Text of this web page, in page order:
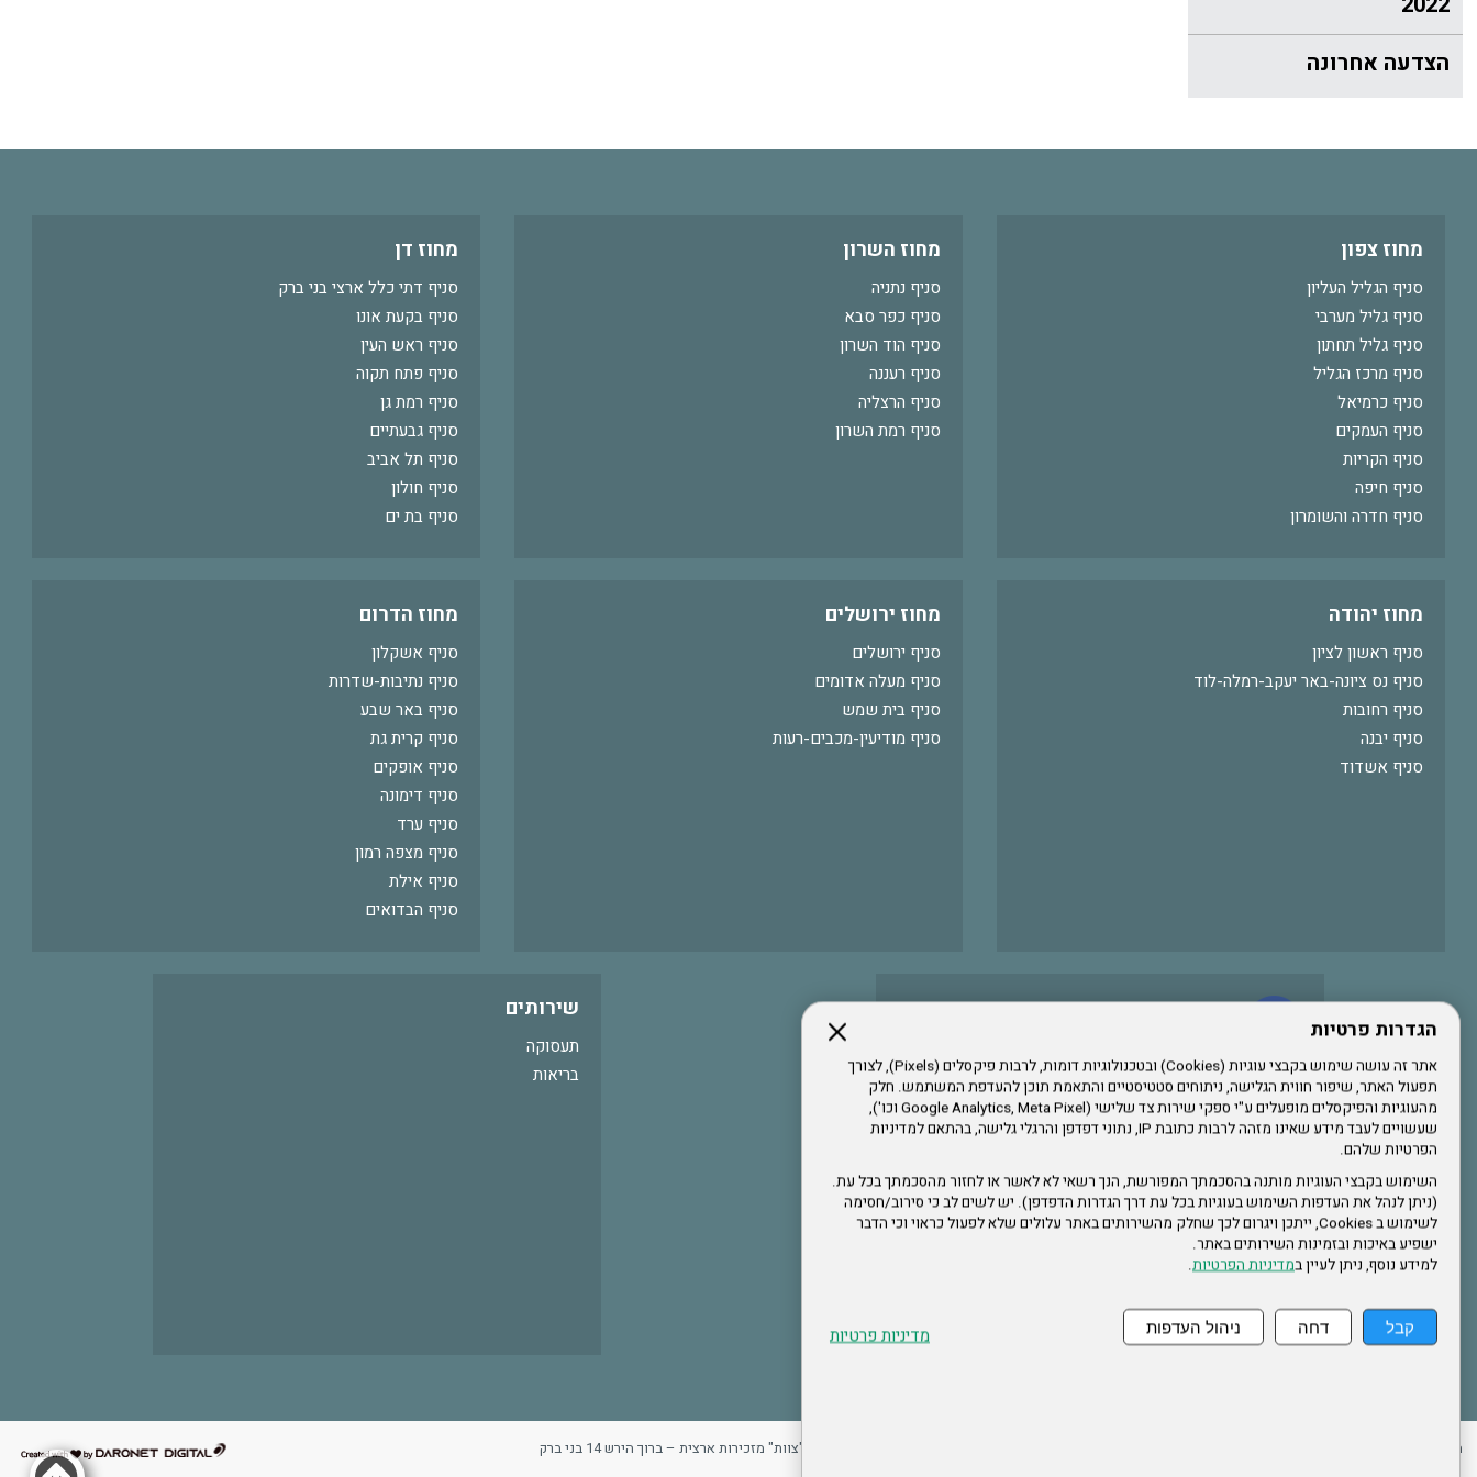
הגדרות פרטיות
אתר זה עושה שימוש בקבצי עוגיות (Cookies) ובטכנולוגיות דומות, לרבות פיקסלים (Pixels), לצורך
תפעול האתר, שיפור חווית הגלישה, ניתוחים סטטיסטיים והתאמת תוכן להעדפת המשתמש. חלק
מהעוגיות והפיקסלים מופעלים ע"י ספקי שירות צד שלישי (Google Analytics, Meta Pixel וכו'),
שעשויים לעבד מידע שאינו מזהה לרבות כתובת IP, נתוני דפדפן והרגלי גלישה, בהתאם למדיניות
הפרטיות שלהם.
השימוש בקבצי העוגיות מותנה בהסכמתך המפורשת, הנך רשאי לא לאשר או לחזור מהסכמתך בכל עת.
(ניתן לנהל את העדפות השימוש בעוגיות בכל עת דרך הגדרות הדפדפן). יש לשים לב כי סירוב/חסימה
לשימוש ב Cookies, ייתכן ויגרום לכך שחלק מהשירותים באתר עלולים שלא לפעול כראוי וכי הדבר
ישפיע באיכות ובזמינות השירותים באתר.
למידע נוסף, ניתן לעיין במדיניות הפרטיות.
קבל דחה ניהול העדפות מדיניות פרטיות
הצדעה אחרונה
מחוז צפון
סניף הגליל העליון
סניף גליל מערבי
סניף גליל תחתון
סניף מרכז הגליל
סניף כרמיאל
סניף העמקים
סניף הקריות
סניף חיפה
סניף חדרה והשומרון
מחוז השרון
סניף נתניה
סניף כפר סבא
סניף הוד השרון
סניף רעננה
סניף הרצליה
סניף רמת השרון
מחוז דן
סניף דתי כלל ארצי בני ברק
סניף בקעת אונו
סניף ראש העין
סניף פתח תקוה
סניף רמת גן
סניף גבעתיים
סניף תל אביב
סניף חולון
סניף בת ים
מחוז יהודה
סניף ראשון לציון
סניף נס ציונה-באר יעקב-רמלה-לוד
סניף רחובות
סניף יבנה
סניף אשדוד
מחוז ירושלים
סניף ירושלים
סניף מעלה אדומים
סניף בית שמש
סניף מודיעין-מכבים-רעות
מחוז הדרום
סניף אשקלון
סניף נתיבות-שדרות
סניף באר שבע
סניף קרית גת
סניף אופקים
סניף דימונה
סניף ערד
סניף מצפה רמון
סניף אילת
סניף הבדואים
הרשמו לערוץ היוטיוב שלנו
אתר צה"ל
שירותים
תעסוקה
בריאות
ההזמנות שלי ארגון "צוות" מזכירות ארצית – ברוך הירש 14 בני ברק